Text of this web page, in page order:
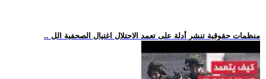
.. منظمات حقوقية تنشر أدلة على تعمد الاحتلال اغتيال الصحفية الل